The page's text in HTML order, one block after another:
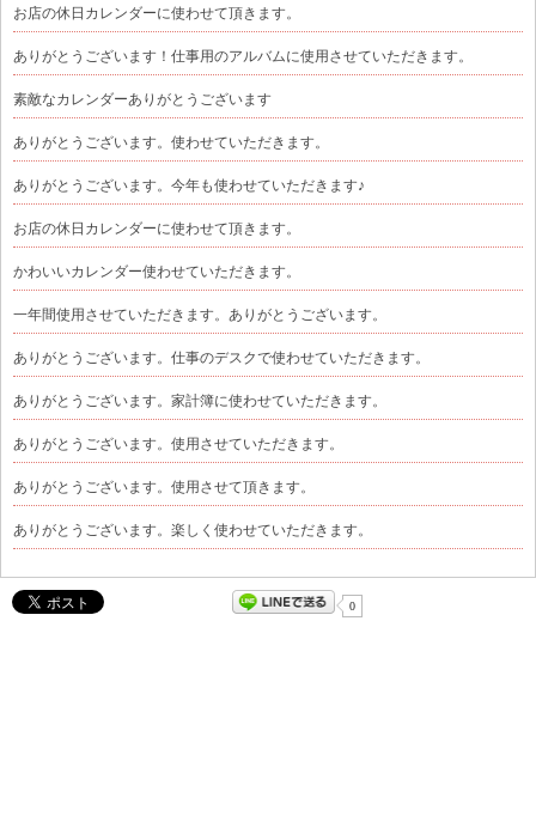
お店の休日カレンダーに使わせて頂きます。
ありがとうございます！仕事用のアルバムに使用させていただきます。
素敵なカレンダーありがとうございます
ありがとうございます。使わせていただきます。
ありがとうございます。今年も使わせていただきます♪
お店の休日カレンダーに使わせて頂きます。
かわいいカレンダー使わせていただきます。
一年間使用させていただきます。ありがとうございます。
ありがとうございます。仕事のデスクで使わせていただきます。
ありがとうございます。家計簿に使わせていただきます。
ありがとうございます。使用させていただきます。
ありがとうございます。使用させて頂きます。
ありがとうございます。楽しく使わせていただきます。
0